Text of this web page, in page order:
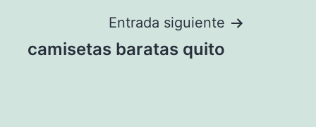
Entrada siguiente
camisetas baratas quito